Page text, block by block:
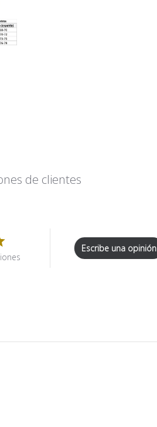
de clientes
Escribe una opinión